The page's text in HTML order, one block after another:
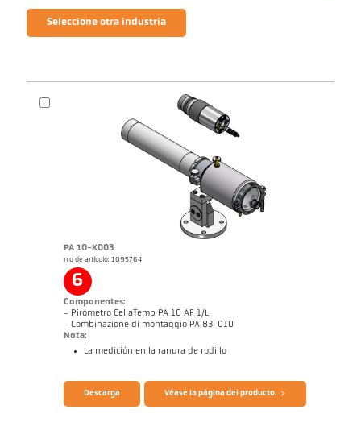
Seleccione otra industria
PA 10-K003
n.o de artículo: 1095764
6
Componentes:
- Pirómetro CellaTemp PA 10 AF 1/L
- Combinazione di montaggio PA 83-010
Nota:
La medición en la ranura de rodillo
Descarga Véase la página del producto.